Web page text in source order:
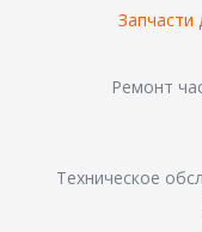
Запчасти
Ремонт
Техническое